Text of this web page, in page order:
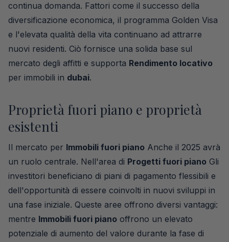
continua domanda. Fattori come il successo della
diversificazione economica, il programma Golden Visa
e l'elevata qualità della vita continuano ad attrarre
nuovi residenti. Ciò fornisce una solida base sul
mercato degli affitti e supporta Rendimento locativo
per immobili in dubai.
Proprietà fuori piano e proprietà
esistenti
Il mercato per Immobili fuori piano Anche il 2025 avrà
un ruolo centrale. Nell'area di Progetti fuori piano Gli
investitori beneficiano di piani di pagamento flessibili e
dell'opportunità di essere coinvolti in nuovi sviluppi in
una fase iniziale. Queste aree offrono diversi vantaggi:
mentre Immobili fuori piano offrono un elevato
potenziale di aumento del valore durante la fase di